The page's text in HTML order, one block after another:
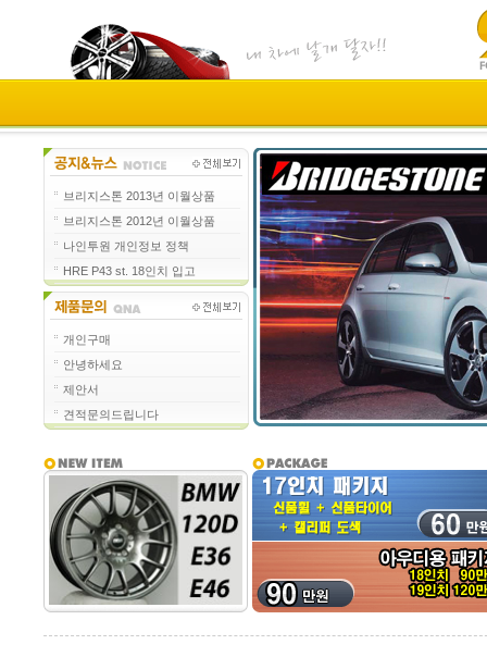
브리지스톤 2013년 이월상품
브리지스톤 2012년 이월상품
나인투원 개인정보 정책
HRE P43 st. 18인치 입고
개인구매
안녕하세요
제안서
견적문의드립니다